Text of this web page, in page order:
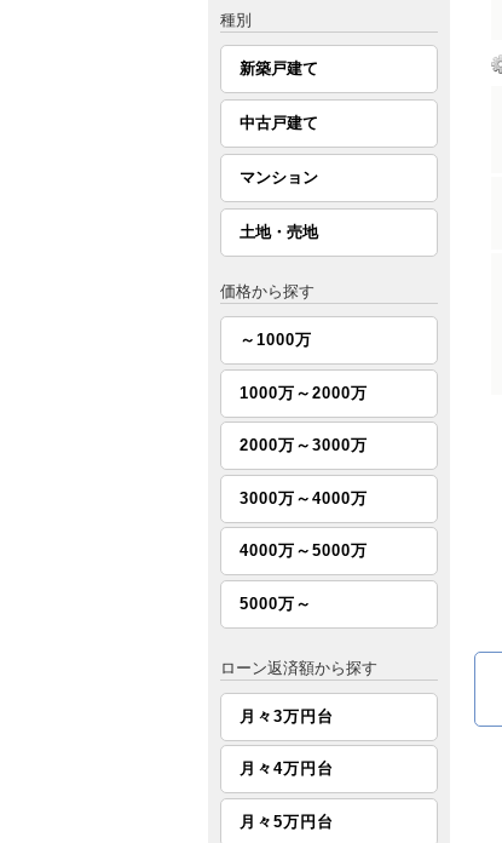
種別
新築戸建て
中古戸建て
マンション
土地・売地
価格から探す
～1000万
1000万～2000万
2000万～3000万
3000万～4000万
4000万～5000万
5000万～
ローン返済額から探す
月々3万円台
月々4万円台
月々5万円台